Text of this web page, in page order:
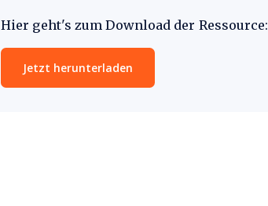
Hier geht's zum Download der Ressource:
Jetzt herunterladen